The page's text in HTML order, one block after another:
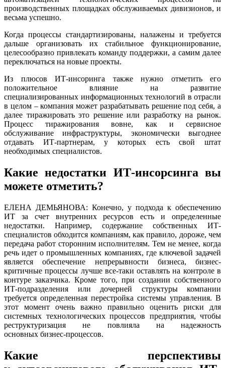
производственных площадках обслуживаемых дивизионов, и
весьма успешно.
Когда процессы стандартизированы, налажены и требуется
дальше организовать их стабильное функционирование,
целесообразно привлекать команду поддержки, а самим далее
переключаться на новые проекты.
Из плюсов ИТ-инсоринга также нужно отметить его
положительное влияние на развитие
специализированных информационных технологий в отрасли
в целом – компания может разрабатывать решение под себя, а
далее тиражировать это решение или разработку на рынок.
Процесс тиражирования вовне, как и сервисное
обслуживание инфраструктуры, экономически выгоднее
отдавать ИТ-партнерам, у которых есть свой штат
необходимых специалистов.
Какие недостатки ИТ-инсорсинга вы
можете отметить?
ЕЛЕНА ДЕМЬЯНОВА: Конечно, у подхода к обеспечению
ИТ за счет внутренних ресурсов есть и определенные
недостатки. Например, содержание собственных ИТ-
специалистов обходится компаниям, как правило, дороже, чем
передача работ сторонним исполнителям. Тем не менее, когда
речь идет о промышленных компаниях, где ключевой задачей
является обеспечение непрерывности бизнеса, бизнес-
критичные процессы лучше все-таки оставлять на контроле в
контуре заказчика. Кроме того, при создании собственного
ИТ-подразделения или дочерней структуры компании
требуется определенная перестройка системы управления. В
этот момент очень важно правильно оценить риски для
системных технологических процессов предприятия, чтобы
реструктуризация не повлияла на надежность
основных бизнес-процессов.
Какие перспективы